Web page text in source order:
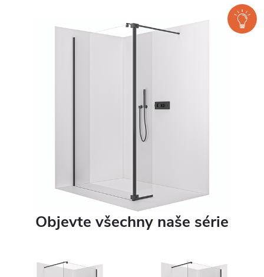
Objevte všechny naše série